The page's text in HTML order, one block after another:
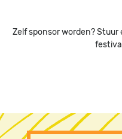
Zelf sponsor worden?